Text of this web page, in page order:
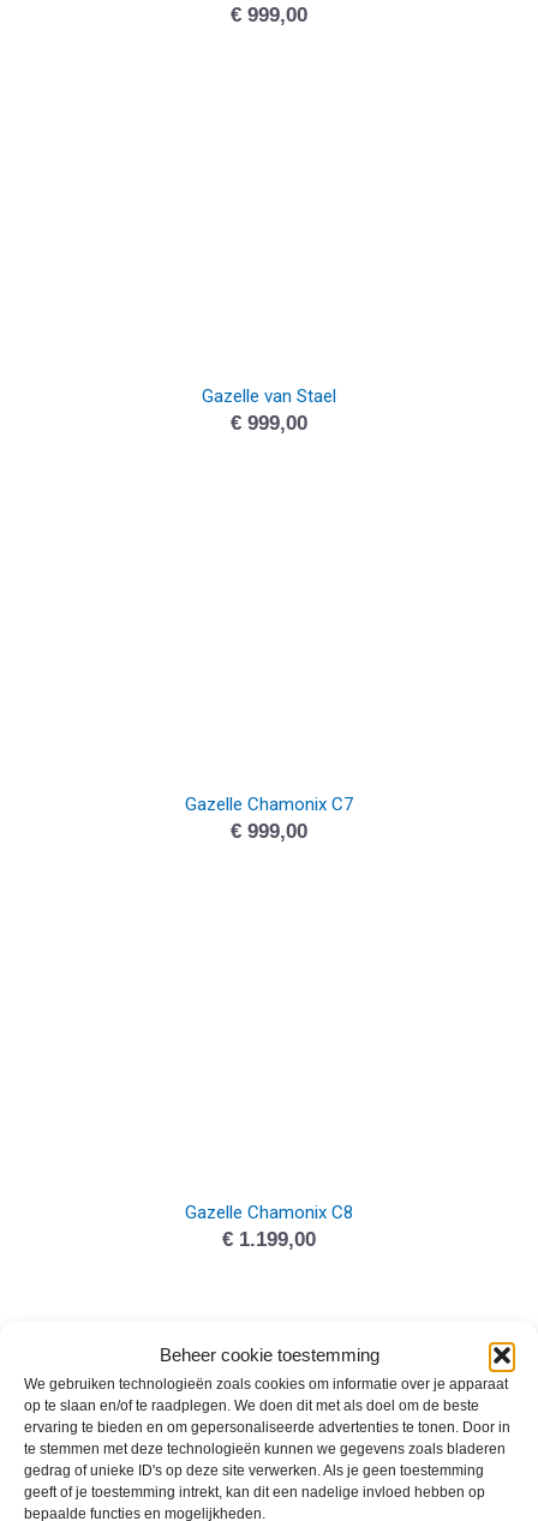
Beheer cookie toestemming
We gebruiken technologieën zoals cookies om informatie over je apparaat
op te slaan en/of te raadplegen. We doen dit met als doel om de beste
ervaring te bieden en om gepersonaliseerde advertenties te tonen. Door in
te stemmen met deze technologieën kunnen we gegevens zoals bladeren
gedrag of unieke ID's op deze site verwerken. Als je geen toestemming
geeft of je toestemming intrekt, kan dit een nadelige invloed hebben op
bepaalde functies en mogelijkheden.
€999,00
Gazelle van Stael
€999,00
Gazelle Chamonix C7
€999,00
Gazelle Chamonix C8
€1.199,00